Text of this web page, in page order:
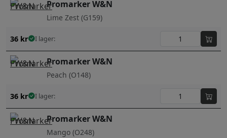
Promarker W&N
Lime Zest (G159)
36 kr I lager:
Promarker W&N
Peach (O148)
36 kr I lager:
Promarker W&N
Mango (O248)